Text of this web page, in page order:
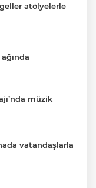
atölyelerle
müzik
vatandaşlarla